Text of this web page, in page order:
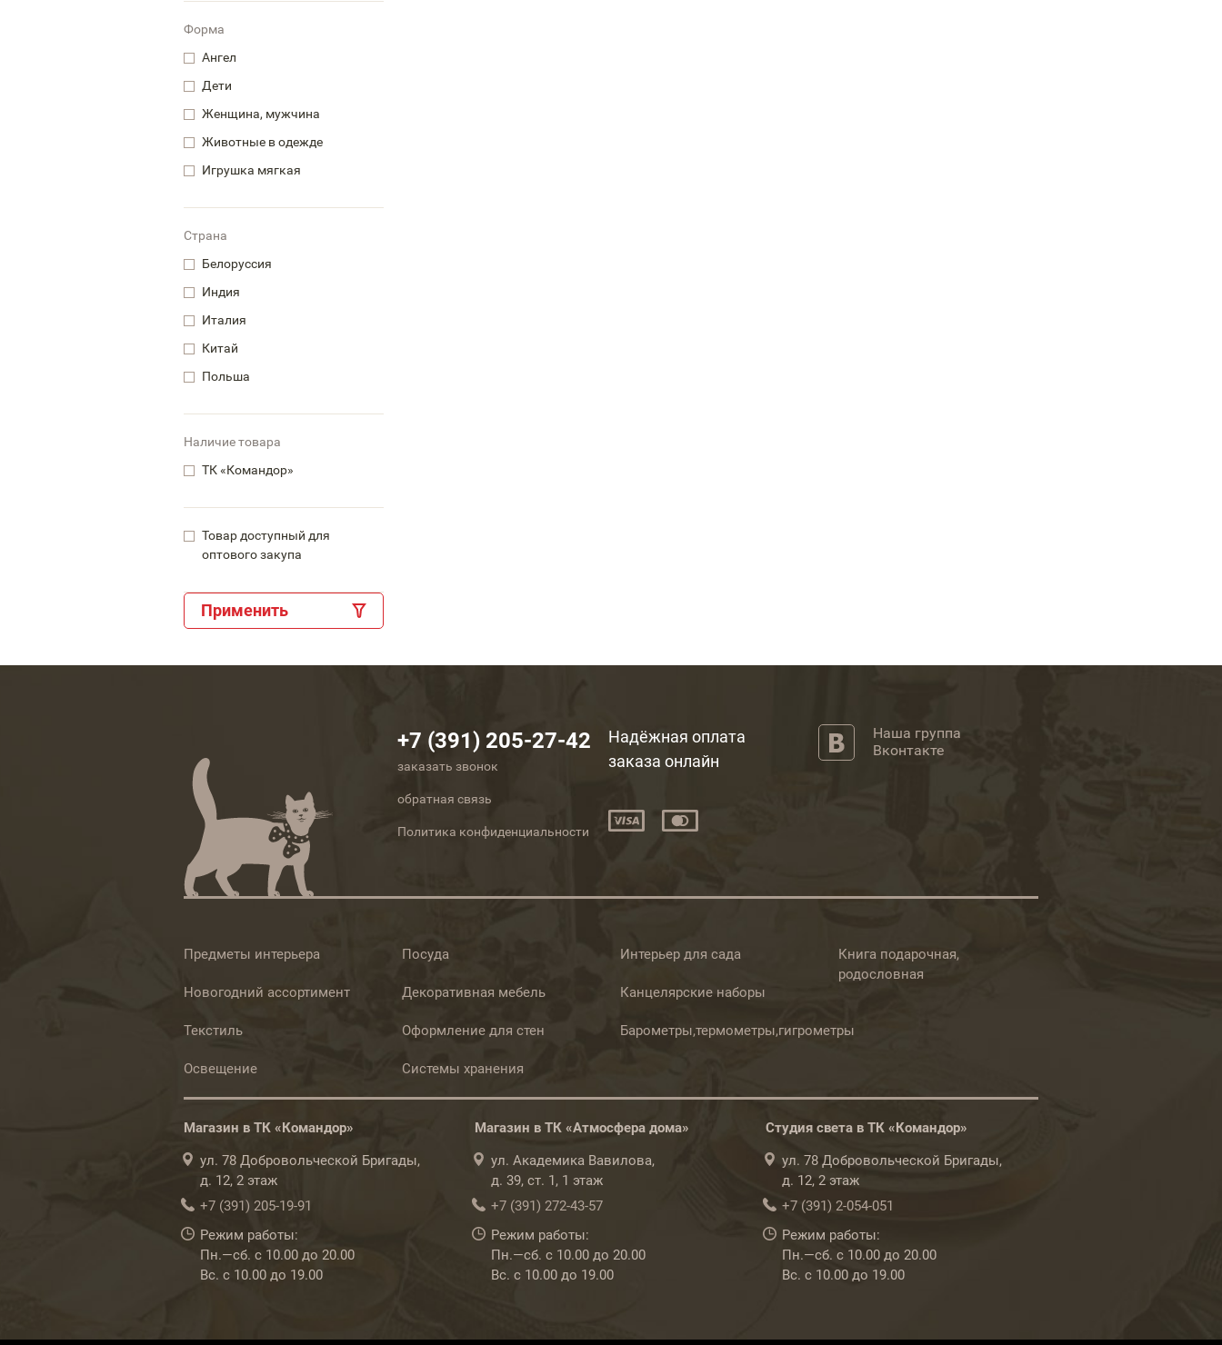
Форма
Ангел
Дети
Женщина, мужчина
Животные в одежде
Игрушка мягкая
Страна
Белоруссия
Индия
Италия
Китай
Польша
Наличие товара
ТК «Командор»
Товар доступный для
оптового закупа
Применить
+7 (391) 205-27-42
заказать звонок
обратная связь
Политика конфиденциальности
Надёжная оплата
заказа онлайн
Наша группа
Вконтакте
Предметы интерьера
Новогодний ассортимент
Текстиль
Освещение
Посуда
Декоративная мебель
Оформление для стен
Системы хранения
Интерьер для сада
Канцелярские наборы
Барометры,термометры,гигрометры
Книга подарочная,
родословная
Магазин в ТК «Командор»
ул. 78 Добровольческой Бригады,
д. 12, 2 этаж
+7 (391) 205-19-91
Режим работы:
Пн.—сб. с 10.00 до 20.00
Вс. с 10.00 до 19.00
Магазин в ТК «Атмосфера дома»
ул. Академика Вавилова,
д. 39, ст. 1, 1 этаж
+7 (391) 272-43-57
Режим работы:
Пн.—сб. с 10.00 до 20.00
Вс. с 10.00 до 19.00
Студия света в ТК «Командор»
ул. 78 Добровольческой Бригады,
д. 12, 2 этаж
+7 (391) 2-054-051
Режим работы:
Пн.—сб. с 10.00 до 20.00
Вс. с 10.00 до 19.00